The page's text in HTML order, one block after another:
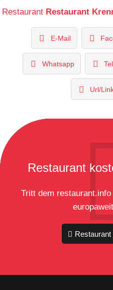
Restaurant Restaurant
E-Mail
Whatsapp
Url/
Restaurant
Tritt dem
Restaurant